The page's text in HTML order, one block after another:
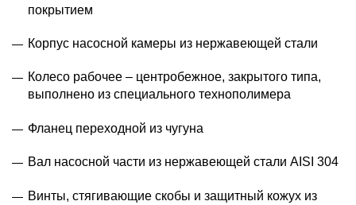
покрытием
Корпус насосной камеры из нержавеющей стали
Колесо рабочее – центробежное, закрытого типа,
выполнено из специального технополимера
Фланец переходной из чугуна
Вал насосной части из нержавеющей стали AISI 304
Винты, стягивающие скобы и защитный кожух из